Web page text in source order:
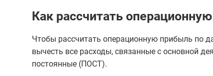
Как рассчитать
Чтобы рассчитать операционную прибыль по
вычесть все расходы, связанные с основной
постоянные (ПОСТ).